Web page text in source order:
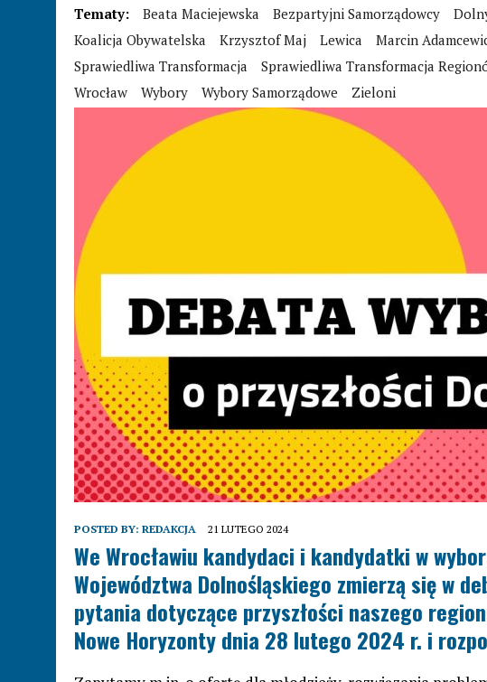
Tematy: Beata Maciejewska Bezpartyjni Samorządowcy
Koalicja Obywatelska
Krzysztof Maj Lewica Marcin
Sprawiedliwa Transformacja
Sprawiedliwa Transformacja
Wrocław
Wybory Wybory Samorządowe Zieloni
POSTED BY: REDAKCJA 21 LUTEGO 2024
We Wrocławiu kandydaci i kandydatki w
Województwa Dolnośląskiego zmierzą się w
pytania dotyczące przyszłości naszego
Nowe Horyzonty dnia 28 lutego 2024 r. i